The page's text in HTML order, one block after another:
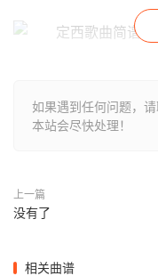
如果遇到任何问题，
本站会尽快处理！
上一篇
没有了
相关曲谱